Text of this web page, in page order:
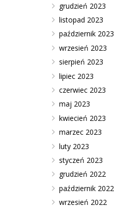
grudzień 2023
listopad 2023
październik 2023
wrzesień 2023
sierpień 2023
lipiec 2023
czerwiec 2023
maj 2023
kwiecień 2023
marzec 2023
luty 2023
styczeń 2023
grudzień 2022
październik 2022
wrzesień 2022